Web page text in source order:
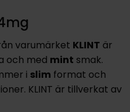
varumärket KLINT är
och med mint smak.
i slim format och
KLINT är tillverkat av